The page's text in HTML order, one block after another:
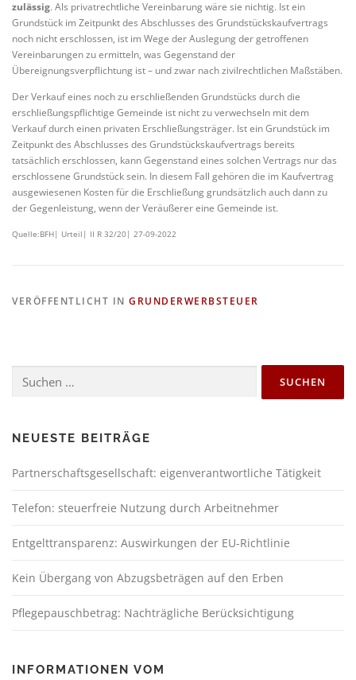
zulässig. Als privatrechtliche Vereinbarung wäre sie nichtig. Ist ein
Grundstück im Zeitpunkt des Abschlusses des Grundstückskaufvertrags
noch nicht erschlossen, ist im Wege der Auslegung der getroffenen
Vereinbarungen zu ermitteln, was Gegenstand der
Übereignungsverpflichtung ist – und zwar nach zivilrechtlichen Maßstäben.
Der Verkauf eines noch zu erschließenden Grundstücks durch die
erschließungspflichtige Gemeinde ist nicht zu verwechseln mit dem
Verkauf durch einen privaten Erschließungsträger. Ist ein Grundstück im
Zeitpunkt des Abschlusses des Grundstückskaufvertrags bereits
tatsächlich erschlossen, kann Gegenstand eines solchen Vertrags nur das
erschlossene Grundstück sein. In diesem Fall gehören die im Kaufvertrag
ausgewiesenen Kosten für die Erschließung grundsätzlich auch dann zu
der Gegenleistung, wenn der Veräußerer eine Gemeinde ist.
Quelle:BFH| Urteil| II R 32/20| 27-09-2022
VERÖFFENTLICHT IN GRUNDERWERBSTEUER
NEUESTE BEITRÄGE
Partnerschaftsgesellschaft: eigenverantwortliche Tätigkeit
Telefon: steuerfreie Nutzung durch Arbeitnehmer
Entgelttransparenz: Auswirkungen der EU-Richtlinie
Kein Übergang von Abzugsbeträgen auf den Erben
Pflegepauschbetrag: Nachträgliche Berücksichtigung
INFORMATIONEN VOM